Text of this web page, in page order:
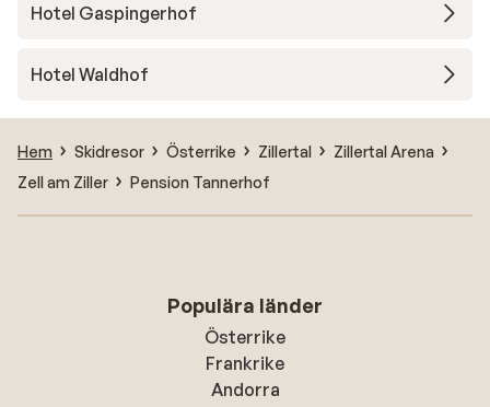
Hotel Gaspingerhof
Hotel Waldhof
Hem Skidresor Österrike Zillertal
Zillertal Arena
Zell am Ziller
Pension Tannerhof
Populära länder
Österrike
Frankrike
Andorra